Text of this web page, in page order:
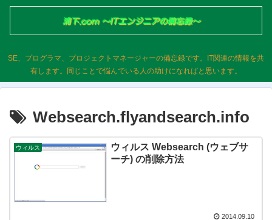
SE、プログラマ、プロジェクトマネージャーの備忘録です。IT関連の情報を共
有します。同じことで悩んでいる人の助けになればと思います。
Websearch.flyandsearch.info
ウィルス
ウィルス Websearch (ウェブサ
ーチ) の削除方法
2014.09.10